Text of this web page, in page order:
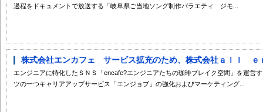
過程をドキュメントで放送する「岐阜県ご当地ソング制作バラエティ ジモ...
株式会社エンカフェ サービス拡充のため、株式会社ａｌｌ ｅ
エンジニアに特化したＳＮＳ「encafe?エンジニアたちの珈琲ブレイク空間」を運営
ツの一つキャリアアップサービス「エンジョブ」の強化およびマーケティング...